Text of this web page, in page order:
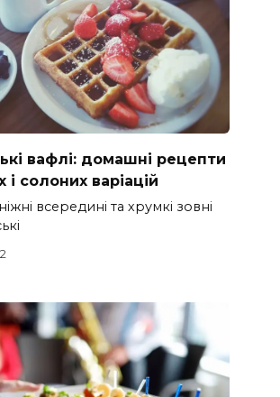
вафлі: домашні рецепти
і солоних варіацій
всередині та хрумкі зовні